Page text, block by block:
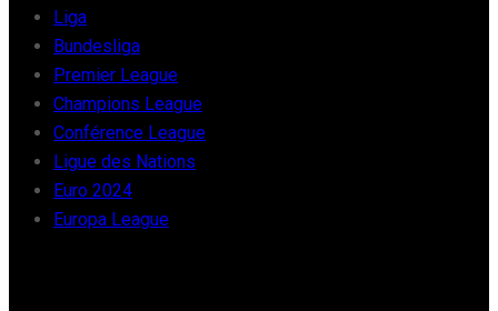
Liga
Bundesliga
Premier League
Champions League
Conférence League
Ligue des Nations
Euro 2024
Europa League